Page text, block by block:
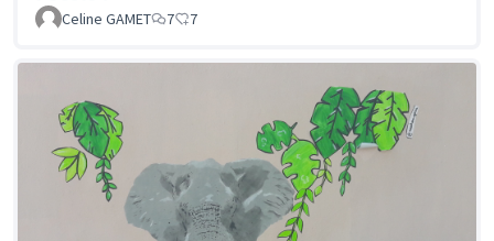
Celine GAMET
7 7